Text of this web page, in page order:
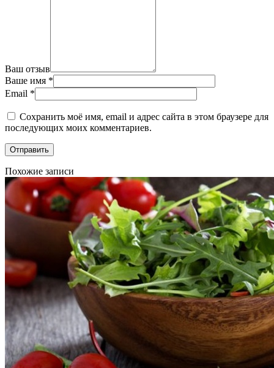
Ваш отзыв
Ваше имя *
Email *
Сохранить моё имя, email и адрес сайта в этом браузере для
последующих моих комментариев.
Похожие записи